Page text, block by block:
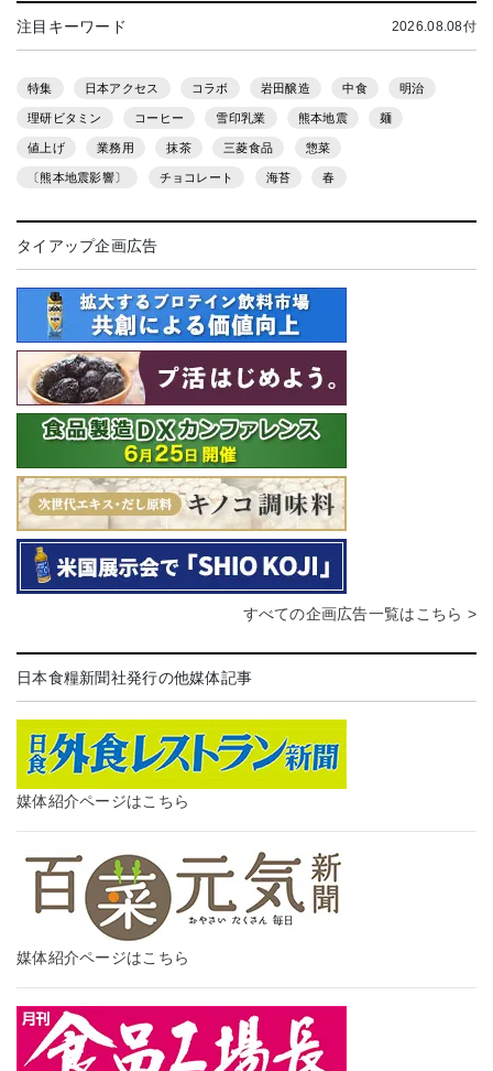
注目キーワード 2026.08.08付
特集 日本アクセス コラボ 岩田醸造 中食 明治
理研ビタミン コーヒー 雪印乳業 熊本地震 麺
値上げ 業務用 抹茶 三菱食品 惣菜
〔熊本地震影響〕 チョコレート 海苔 春
タイアップ企画広告
すべての企画広告一覧はこちら >
日本食糧新聞社発行の他媒体記事
媒体紹介ページはこちら
媒体紹介ページはこちら